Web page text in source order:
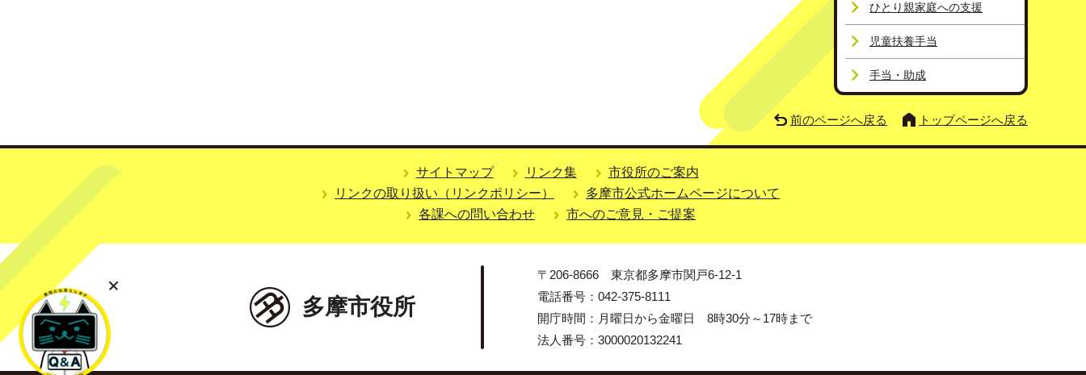
ひとり親家庭への支援
児童扶養手当
手当・助成
前のページへ戻る トップページへ戻る
サイトマップ リンク集
市役所のご案内
リンクの取り扱い（リンクポリシー）
多摩市公式ホームページについて
各課への問い合わせ
市へのご意見・ご提案
多摩市役所
〒206-8666 東京都多摩市関戸6-12-1
電話番号：042-375-8111
開庁時間：月曜日から金曜日 8時30分～17時まで
法人番号：3000020132241